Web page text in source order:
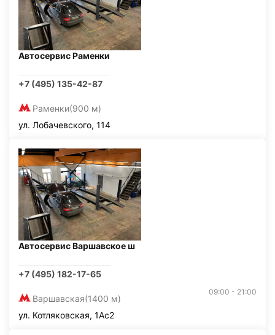
Автосервис Раменки
+7 (495) 135-42-87
Раменки(900 м)
ул. Лобачевского, 114
Автосервис Варшавское ш
+7 (495) 182-17-65
Варшавская(1400 м)
09:00 - 21:00
ул. Котляковская, 1Ас2